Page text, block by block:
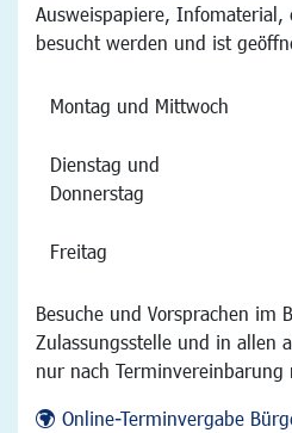
Ausweispapiere, Infomaterial,
besucht werden und ist
Montag und Mittwoch
Dienstag und
Donnerstag
Freitag
Besuche und Vorsprachen im
Zulassungsstelle und in allen
nur nach Terminvereinbarung
Online-Terminvergabe